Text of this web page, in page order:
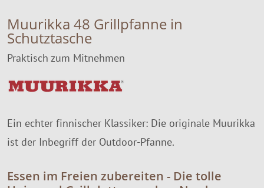
Muurikka 48 Grillpfanne in
Schutztasche
Praktisch zum Mitnehmen
Ein echter finnischer Klassiker: Die originale Muurikka
ist der Inbegriff der Outdoor-Pfanne.
Essen im Freien zubereiten - Die tolle